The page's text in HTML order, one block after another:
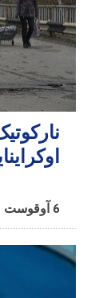
6 آوقوست 17:21